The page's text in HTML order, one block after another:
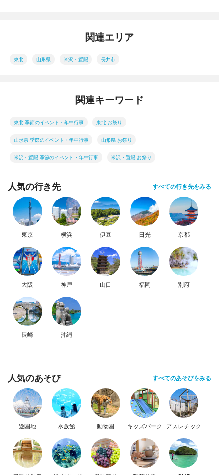
関連エリア
東北 山形県 米沢・置賜 長井市
関連キーワード
東北 季節のイベント・年中行事 東北 お祭り
山形県 季節のイベント・年中行事 山形県 お祭り
米沢・置賜 季節のイベント・年中行事 米沢・置賜 お祭り
人気の行き先 すべての行き先をみる
東京 横浜 伊豆 日光 京都
大阪 神戸 山口 福岡 別府
長崎 沖縄
人気のあそび すべてのあそびをみる
遊園地 水族館 動物園 キッズパーク アスレチック